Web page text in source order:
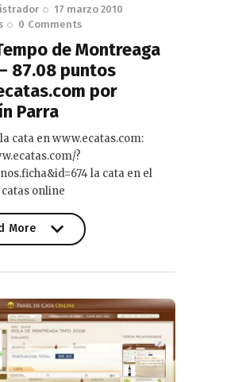
17 marzo 2010
0 Comments
de Montreaga
87.08 puntos
por
Parra
cata en www.ecatas.com:
?
la cata en el
online
More